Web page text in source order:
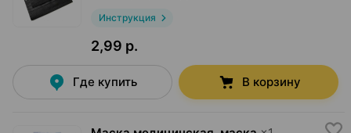
Инструкция
2,99 р.
Где купить В корзину